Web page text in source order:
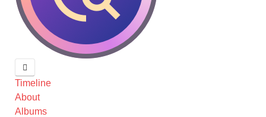
Timeline
About
Albums